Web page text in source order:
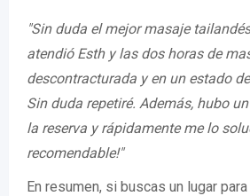
"Sin duda el mejor masaje
atendió Esth y las dos horas de
descontracturada y en un estado
Sin duda repetiré. Además, hubo
la reserva y rápidamente me lo
recomendable!"
En resumen, si buscas un lugar